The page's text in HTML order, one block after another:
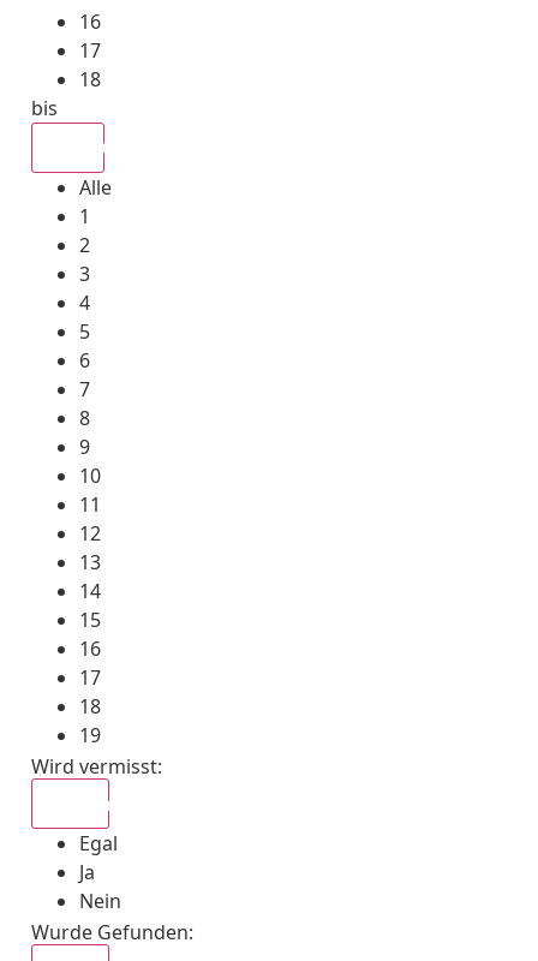
16
17
18
bis
Alle
1
2
3
4
5
6
7
8
9
10
11
12
13
14
15
16
17
18
19
Wird vermisst:
Egal
Ja
Nein
Wurde Gefunden: